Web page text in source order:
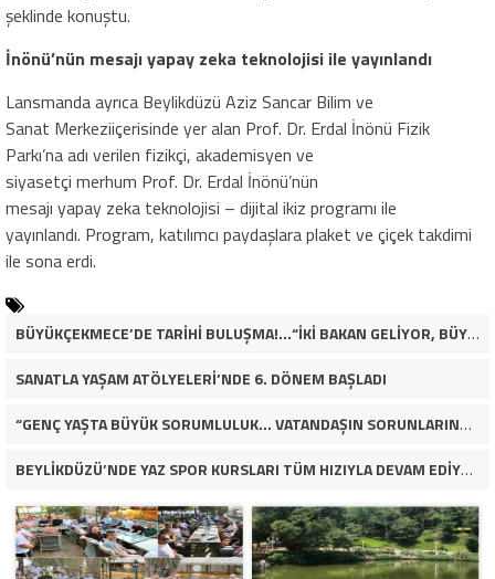
şeklinde konuştu.
İnönü’nün mesajı yapay zeka teknolojisi ile yayınlandı
Lansmanda ayrıca Beylikdüzü Aziz Sancar Bilim ve
Sanat Merkeziiçerisinde yer alan Prof. Dr. Erdal İnönü Fizik
Parkı’na adı verilen fizikçi, akademisyen ve
siyasetçi merhum Prof. Dr. Erdal İnönü’nün
mesajı yapay zeka teknolojisi – dijital ikiz programı ile
yayınlandı. Program, katılımcı paydaşlara plaket ve çiçek takdimi
ile sona erdi.
BÜYÜKÇEKMECE’DE TARİHİ BULUŞMA!…“İKİ BAKAN GELİYOR, BÜYÜKÇEKMECE’NİN ADLİYE KADERİ DEĞİŞECEK Mİ?”
SANATLA YAŞAM ATÖLYELERİ’NDE 6. DÖNEM BAŞLADI
“GENÇ YAŞTA BÜYÜK SORUMLULUK… VATANDAŞIN SORUNLARINA ÇÖZÜM ARIYOR!”
BEYLİKDÜZÜ’NDE YAZ SPOR KURSLARI TÜM HIZIYLA DEVAM EDİYOR